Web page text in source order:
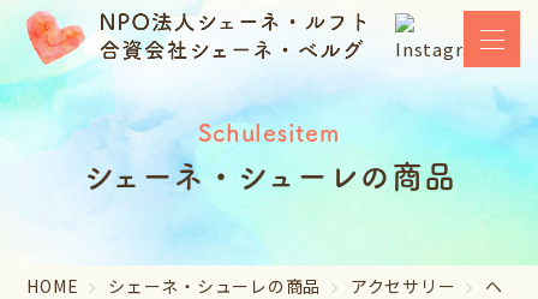
Schulesitem
シェーネ・シューレの商品
HOME シェーネ・シューレの商品 アクセサリー
ヘ